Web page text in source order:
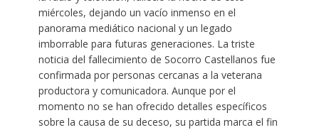
miércoles, dejando un vacío inmenso en el
panorama mediático nacional y un legado
imborrable para futuras generaciones. La triste
noticia del fallecimiento de Socorro Castellanos fue
confirmada por personas cercanas a la veterana
productora y comunicadora. Aunque por el
momento no se han ofrecido detalles específicos
sobre la causa de su deceso, su partida marca el fin